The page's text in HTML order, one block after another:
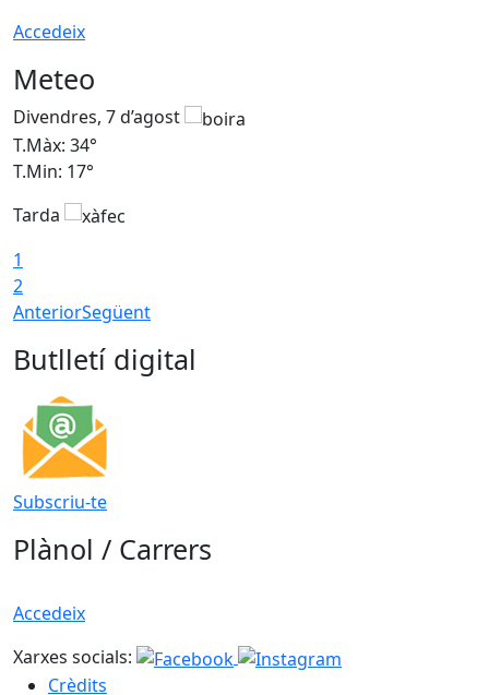
Accedeix
Meteo
Divendres, 7 d’agost
T.Màx: 34°
T.Min: 17°
Tarda
1
2
AnteriorSegüent
Butlletí digital
Subscriu-te
Plànol / Carrers
Accedeix
Xarxes socials:
Crèdits